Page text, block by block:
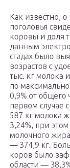
Как известно,
поголовья
коровы и доля
данным
стадах было
возрастов с
тыс. кг молока
по
0,9% от общего
первом случае
587 кг молока
3,24%, при
молочного
— 374,9 кг.
коров было
области —